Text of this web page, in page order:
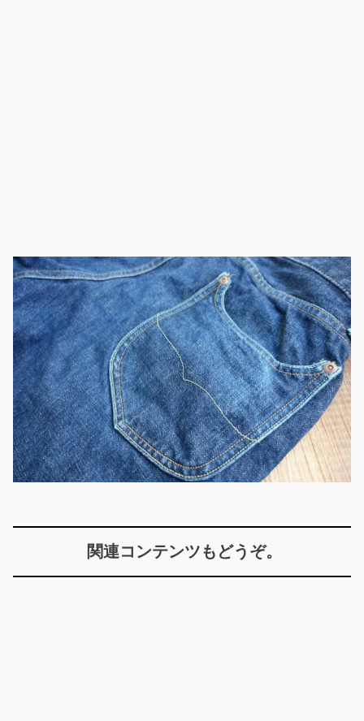
関連コンテンツもどうぞ。